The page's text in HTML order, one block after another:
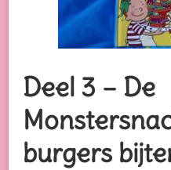
Deel 3 – De
burgers